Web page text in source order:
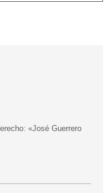
«José Guerrero